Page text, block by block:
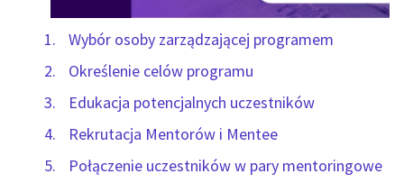
Wybór osoby zarządzającej programem
Określenie celów programu
Edukacja potencjalnych uczestników
Rekrutacja Mentorów i Mentee
Połączenie uczestników w pary mentoringowe